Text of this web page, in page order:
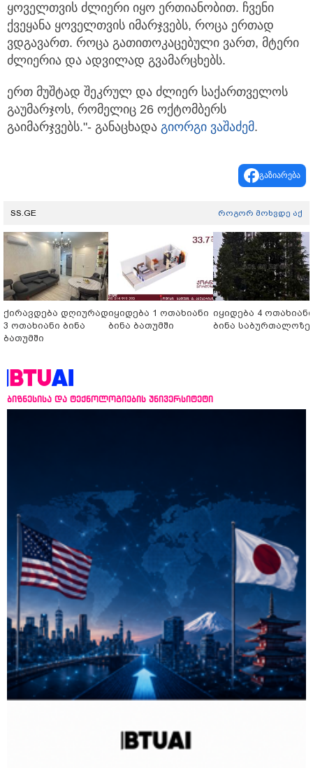
ყოველთვის ძლიერი იყო ერთიანობით. ჩვენი
ქვეყანა ყოველთვის იმარჯვებს, როცა ერთად
ვდგავართ. როცა გათითოკაცებული ვართ, მტერი
ძლიერია და ადვილად გვამარცხებს.
ერთ მუშტად შეკრულ და ძლიერ საქართველოს
გაუმარჯოს, რომელიც 26 ოქტომბერს
გაიმარჯვებს."- განაცხადა გიორგი ვაშაძემ.
გაზიარება
SS.GE როგორ მოხვდე აქ
ქირავდება დღიურად
3 ოთახიანი ბინა
ბათუმში
იყიდება 1 ოთახიანი
ბინა ბათუმში
იყიდება 4 ოთახიანი
ბინა საბურთალოზე
ბიზნესისა და ტექნოლოგიების უნივერსიტეტი